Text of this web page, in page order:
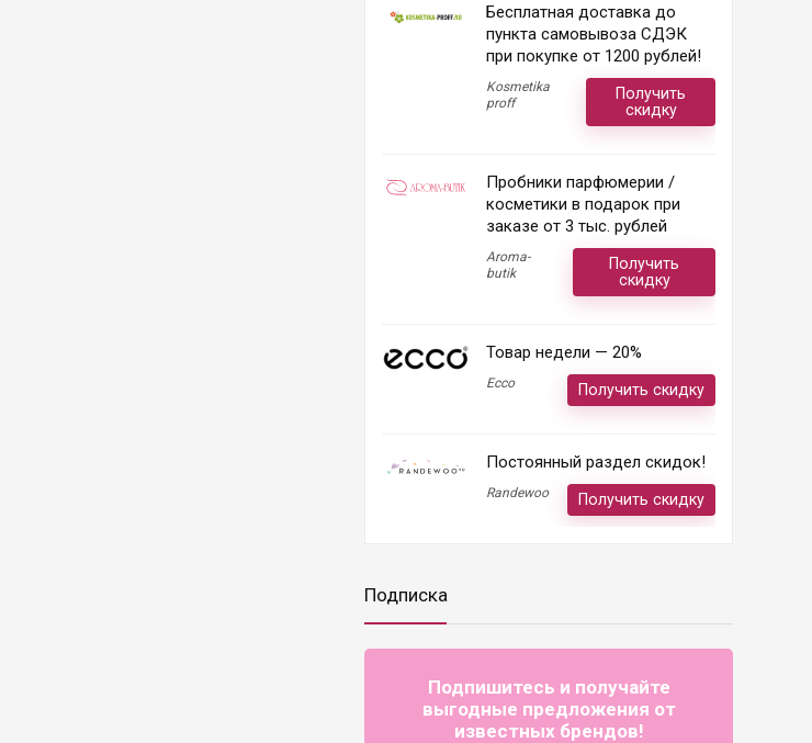
Бесплатная доставка до
пункта самовывоза СДЭК
при покупке от 1200 рублей!
Kosmetika
proff
Получить
скидку
Пробники парфюмерии /
косметики в подарок при
заказе от 3 тыс. рублей
Aroma-
butik
Получить
скидку
Товар недели — 20%
Ecco Получить скидку
Постоянный раздел скидок!
Randewoo Получить скидку
Подписка
Подпишитесь и получайте
выгодные предложения от
известных брендов!